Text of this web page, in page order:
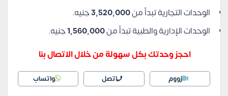
الوحدات التجارية تبدأ من3,520,000جنيه.
الوحدات الإدارية والطبية تبدأ من1,560,000جنيه.
احجز وحدتك بكل سهولة من خلال الاتصال بنا
زووم اتصل واتساب